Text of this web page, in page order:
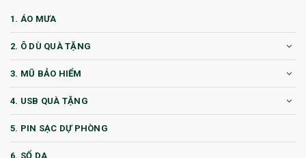
1. ÁO MƯA
2. Ô DÙ QUÀ TẶNG
3. MŨ BẢO HIỂM
4. USB QUÀ TẶNG
5. PIN SẠC DỰ PHÒNG
6. SỔ DA